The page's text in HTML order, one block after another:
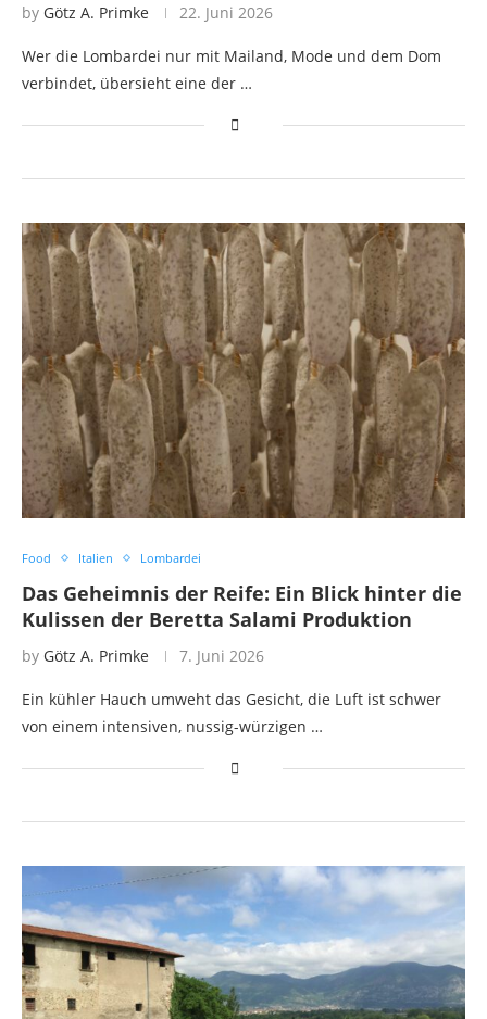
by Götz A. Primke 22. Juni 2026
Wer die Lombardei nur mit Mailand, Mode und dem Dom
verbindet, übersieht eine der …
Food Italien Lombardei
Das Geheimnis der Reife: Ein Blick hinter die
Kulissen der Beretta Salami Produktion
by Götz A. Primke 7. Juni 2026
Ein kühler Hauch umweht das Gesicht, die Luft ist schwer
von einem intensiven, nussig-würzigen …